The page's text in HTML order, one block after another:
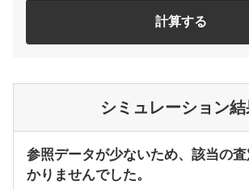
計算する
シミュレーション
参照データが少ないため、該当の
かりませんでした。